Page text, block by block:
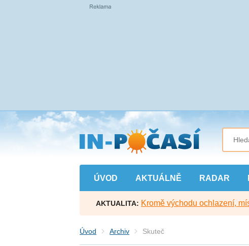
Přejít
na
hlavní
obsah
ÚVOD AKTUÁLNĚ RADAR
AKTUALITA: Kromě východu ochlazení,
Úvod Archiv Skuteč